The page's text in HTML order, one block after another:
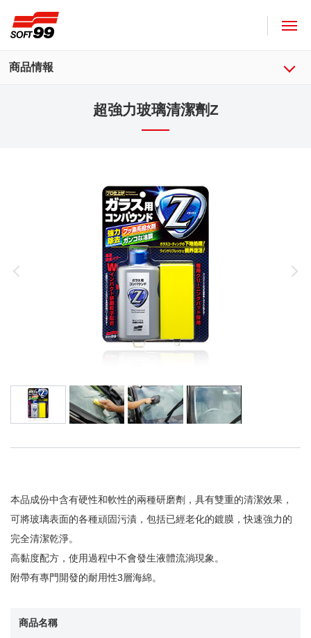
商品情報
超強力玻璃清潔劑Z
本品成份中含有硬性和軟性的兩種研磨劑，具有雙重的清潔效果，
可將玻璃表面的各種頑固污漬，包括已經老化的鍍膜，快速強力的
完全清潔乾淨。
高黏度配方，使用過程中不會發生液體流淌現象。
附帶有專門開發的耐用性3層海綿。
商品名稱